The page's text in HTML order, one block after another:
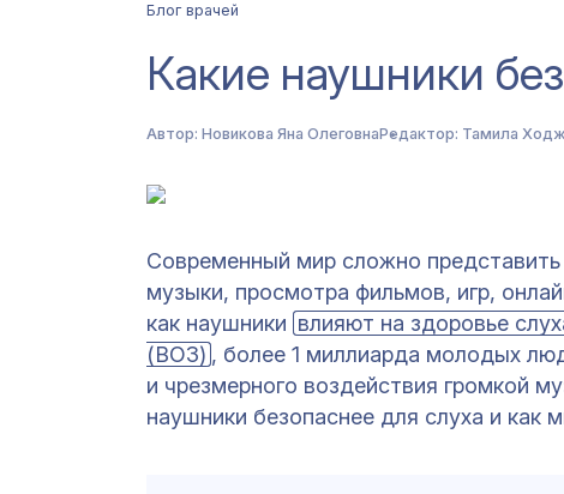
Блог врачей
Какие наушники
Автор: Новикова Яна ОлеговнаРедактор: Тамила
Современный мир сложно
музыки, просмотра фильмов, игр,
как наушники влияют на здоровье
(ВОЗ) , более 1 миллиарда молодых
и чрезмерного воздействия громкой
наушники безопаснее для слуха и как